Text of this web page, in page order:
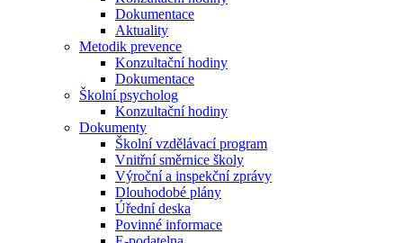
Dokumentace
Aktuality
Metodik prevence
Konzultační hodiny
Dokumentace
Školní psycholog
Konzultační hodiny
Dokumenty
Školní vzdělávací program
Vnitřní směrnice školy
Výroční a inspekční zprávy
Dlouhodobé plány
Úřední deska
Povinné informace